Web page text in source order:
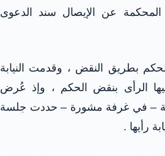
عن الإيصال سند الدعوى
بطريق النقض ، وقدمت النيابة
الرأى بنقض الحكم ، وإذ عُرض
– في غرفة مشورة – حددت جلسة
رأيها .